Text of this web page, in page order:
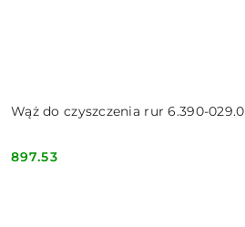
Wąż do czyszczenia rur 6.390-029.0
Cena:
897.53